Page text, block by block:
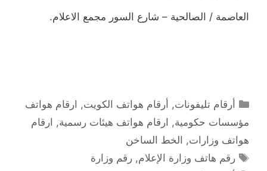
العاصمة / الصالحية – شارع السور مجمع الاعلام.
التصنيفات
أرقام تليفونات, أرقام هواتف الكويت, ارقام هواتف
مؤسسات حكومية, ارقام هواتف هيئات رسمية, ارقام
هواتف وزارات, الخط الساخن
الوسوم
رقم هاتف وزارة الإعلام,رقم وزارة